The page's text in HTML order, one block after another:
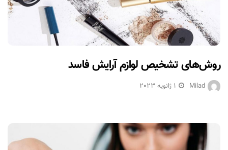
روش‌های تشخیص لوازم آرایش فاسد
Milad 1 ژانویه 2023